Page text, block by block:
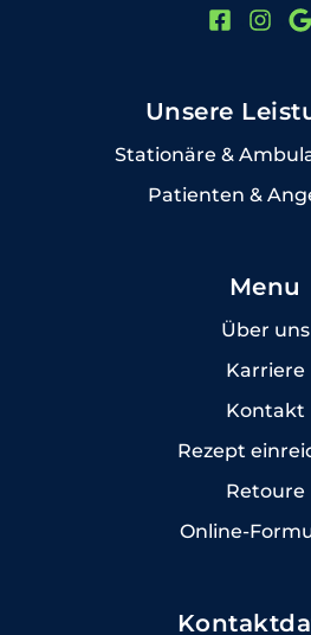
Unsere
Stationäre &
Patienten &
Menu
Über uns
Karriere
Kontakt
Rezept
Retoure
Online-